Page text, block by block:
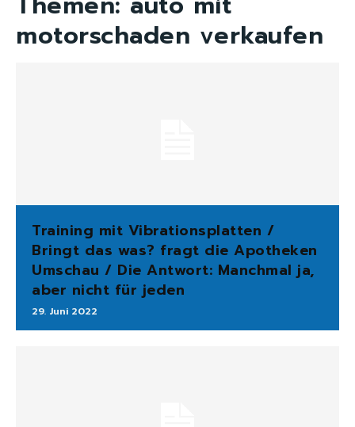
motorschaden verkaufen
Training mit Vibrationsplatten /
Bringt das was? fragt die Apotheken
Umschau / Die Antwort: Manchmal ja,
aber nicht für jeden
29. Juni 2022